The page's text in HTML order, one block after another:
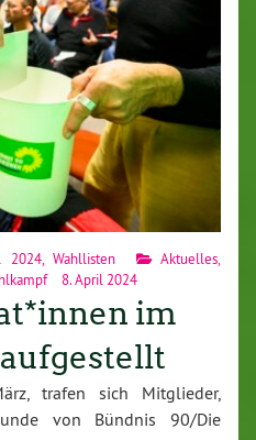
2024, Wahllisten Aktuelles
8. April 2024
im
trafen sich Mitglieder,
von Bündnis 90/Die